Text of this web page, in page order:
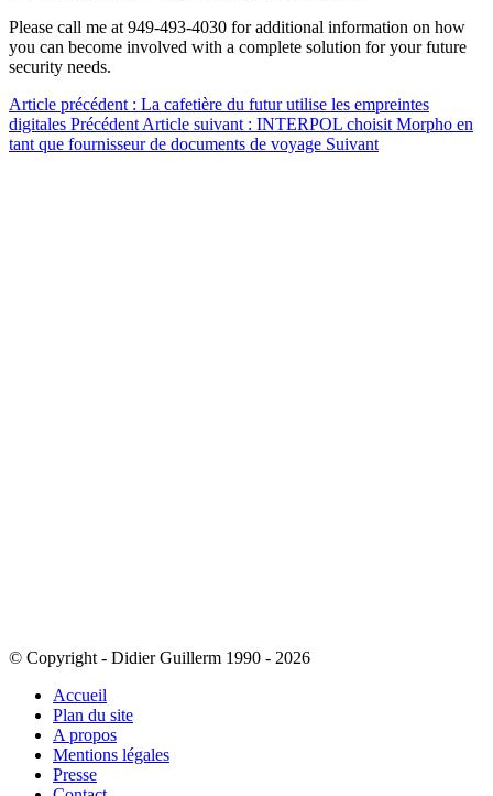
Please call me at 949-493-4030 for additional information on how
you can become involved with a complete solution for your future
security needs.
Article précédent : La cafetière du futur utilise les empreintes
digitales Précédent Article suivant : INTERPOL choisit Morpho en
tant que fournisseur de documents de voyage Suivant
© Copyright - Didier Guillerm 1990 - 2026
Accueil
Plan du site
A propos
Mentions légales
Presse